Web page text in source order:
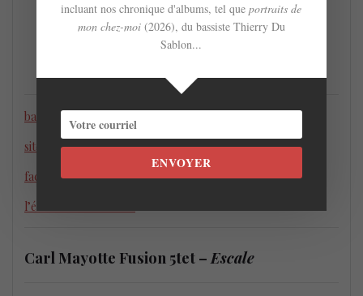
bandcamp
site web
facebook
l’événement facebook
Carl Mayotte Fusion 5tet –Escale
incluant nos chronique d'albums, tel queportraits de
mon chez-moi (2026), du bassiste Thierry Du
Sablon...
ENVOYER